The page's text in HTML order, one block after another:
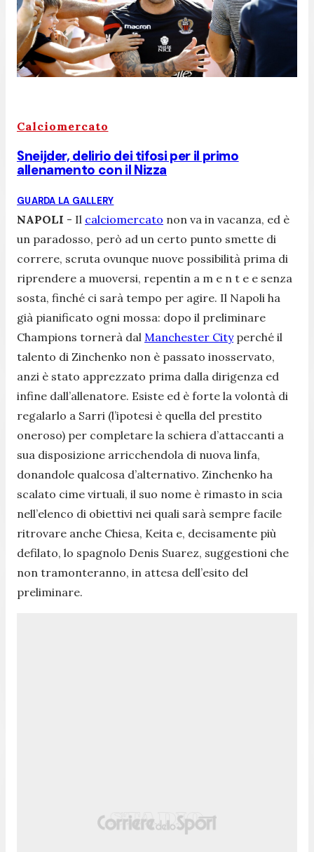
Calciomercato
Sneijder, delirio dei tifosi per il primo
allenamento con il Nizza
GUARDA LA GALLERY
NAPOLI - Il calciomercato non va in vacanza, ed è
un paradosso, però ad un certo punto smette di
correre, scruta ovunque nuove possibilità prima di
riprendere a muoversi, repentin a m e n t e e senza
sosta, finché ci sarà tempo per agire. Il Napoli ha
già pianificato ogni mossa: dopo il preliminare
Champions tornerà dal Manchester Cityperché il
talento di Zinchenko non è passato inosservato,
anzi è stato apprezzato prima dalla dirigenza ed
infine dall’allenatore. Esiste ed è forte la volontà di
regalarlo a Sarri (l’ipotesi è quella del prestito
oneroso) per completare la schiera d’attaccanti a
sua disposizione arricchendola di nuova linfa,
donandole qualcosa d’alternativo. Zinchenko ha
scalato cime virtuali, il suo nome è rimasto in scia
nell’elenco di obiettivi nei quali sarà sempre facile
ritrovare anche Chiesa, Keita e, decisamente più
defilato, lo spagnolo Denis Suarez, suggestioni che
non tramonteranno, in attesa dell’esito del
preliminare.